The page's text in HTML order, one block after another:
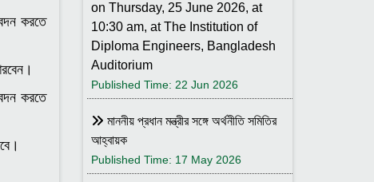
করতে
করতে
on Thursday, 25 June 2026, at
10:30 am, at The Institution of
Diploma Engineers, Bangladesh
Auditorium
Published Time: 22 Jun 2026
মাননীয় প্রধান মন্ত্রীর সঙ্গে অর্থনীতি সমিতির
আহ্বায়ক
Published Time: 17 May 2026